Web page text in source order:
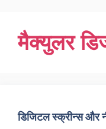
मैक्युलर
डिजिटल स्क्रीन्स और